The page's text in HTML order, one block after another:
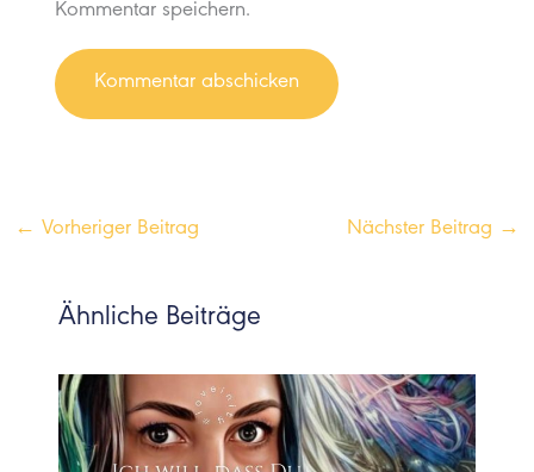
Kommentar speichern.
← Vorheriger Beitrag Nächster Beitrag →
Ähnliche Beiträge